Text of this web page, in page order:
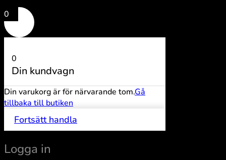
0
0
Din kundvagn
Din varukorg är för närvarande tom.Gå
tillbaka till butiken
Fortsätt handla
Logga in